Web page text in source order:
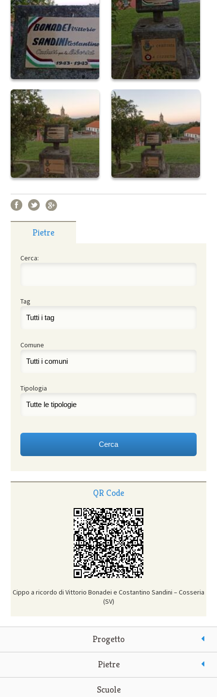
Pietre
Cerca:
Tag
Comune
Tipologia
QR Code
Cippo a ricordo di Vittorio Bonadei e Costantino Sandini – Cosseria
(SV)
Progetto
Pietre
Scuole